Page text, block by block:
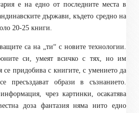
е на едно от последните места в
държави, където средно на
20-25 книги.
са на „ти“ с новите технологии.
си, умеят всичко с тях, но им
се придобива с книгите, с умението да
пресъздават образи в съзнанието.
чрез картинки, осакатява
доза фантазия няма нито едно